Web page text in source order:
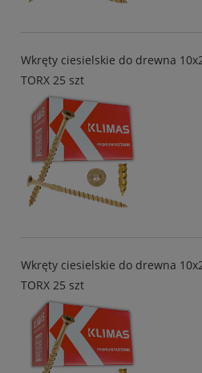
Wkręty ciesielskie do drewna
TORX 25 szt
Wkręty ciesielskie do drewna
TORX 25 szt